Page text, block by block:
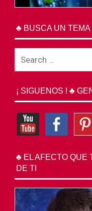
♣ BUSCA UN
¡ SIGUENOS ! ♣
♣ EL AFECTO QUE
DE TI